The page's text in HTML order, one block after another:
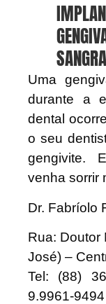
Uma
durante a
dental
o seu
gengivite.
venha sorrir
Dr. Fabríolo
Rua: Doutor
José) –
Tel: (88)
9.9961-9494